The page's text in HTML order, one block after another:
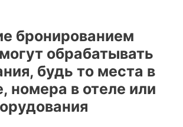
бронированием
обрабатывать
будь то места в
номера в отеле или